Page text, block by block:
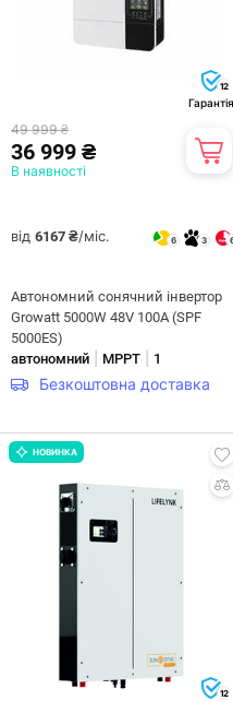
12
Гарантія
49 999 ₴
36 999 ₴
В наявності
від 6167 ₴/міс. 6 3 6
Автономний сонячний інвертор
Growatt 5000W 48V 100A (SPF
5000ES)
автономний
MPPT 1
Безкоштовна доставка
НОВИНКА
12